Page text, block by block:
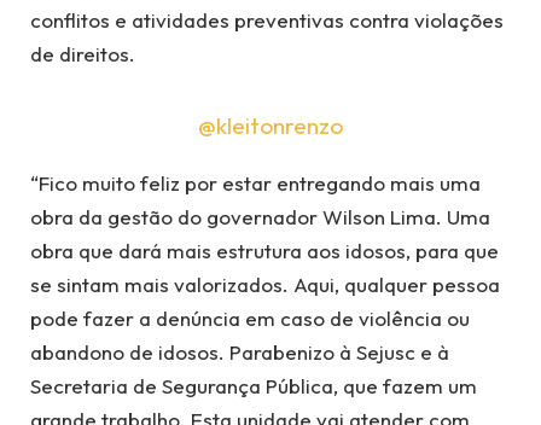
conflitos e atividades preventivas contra violações
de direitos.
@kleitonrenzo
“Fico muito feliz por estar entregando mais uma
obra da gestão do governador Wilson Lima. Uma
obra que dará mais estrutura aos idosos, para que
se sintam mais valorizados. Aqui, qualquer pessoa
pode fazer a denúncia em caso de violência ou
abandono de idosos. Parabenizo à Sejusc e à
Secretaria de Segurança Pública, que fazem um
grande trabalho. Esta unidade vai atender com